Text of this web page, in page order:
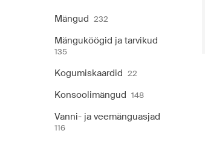
Mängud 232
Mänguköögid ja tarvikud
135
Kogumiskaardid 22
Konsoolimängud 148
Vanni- ja veemänguasjad
116